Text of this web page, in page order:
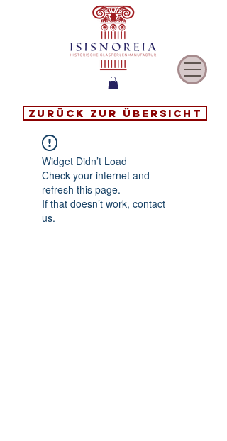
Zurück zur Übersicht
Widget Didn’t Load
Check your internet and
refresh this page.
If that doesn’t work, contact
us.